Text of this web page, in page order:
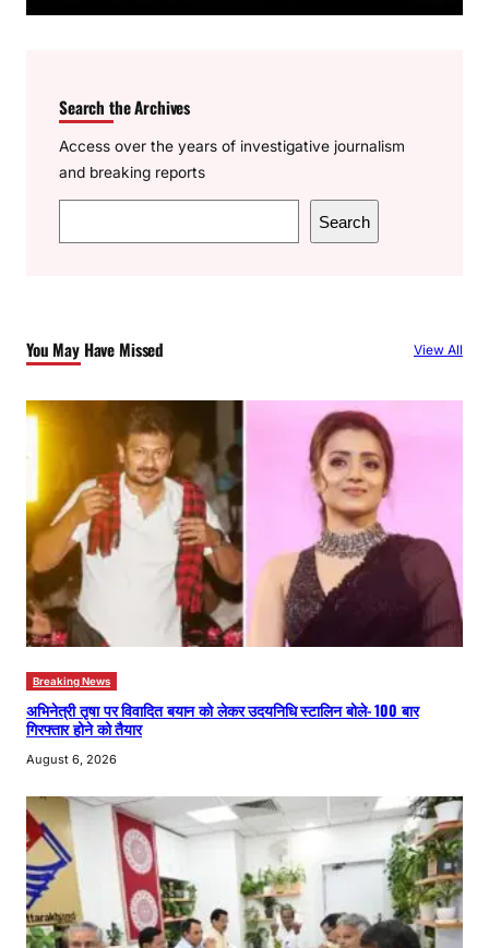
Search the Archives
Access over the years of investigative journalism
and breaking reports
e
h
Search
You May Have Missed View All
Breaking News
अभिनेत्री तृषा पर विवादित बयान को लेकर उदयनिधि स्टालिन बोले- 100 बार
गिरफ्तार होने को तैयार
August 6, 2026